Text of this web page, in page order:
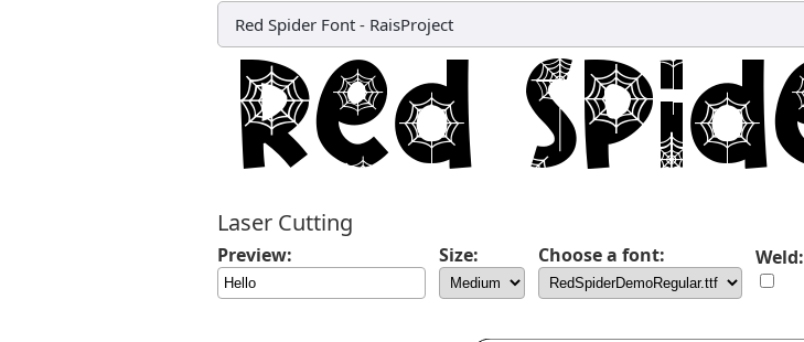
Red Spider Font - RaisProject
Laser Cutting
Preview: Size: Choose a font: Weld: